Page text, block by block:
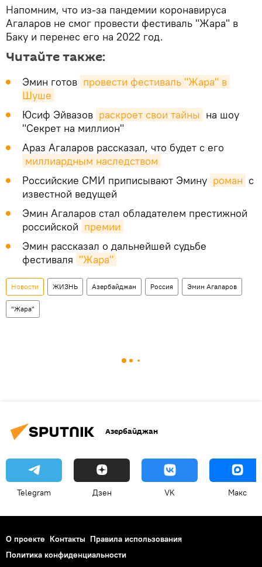
Напомним, что из-за пандемии коронавируса
Агаларов не смог провести фестиваль "Жара" в
Баку и перенес его на 2022 год.
Читайте также:
Эмин готов провести фестиваль "Жара" в
Шуше
Юсиф Эйвазов раскроет свои тайны на шоу
"Секрет на миллион"
Араз Агаларов рассказал, что будет с его
миллиардным наследством
Российские СМИ приписывают Эмину роман с
известной ведущей
Эмин Агаларов стал обладателем престижной
российской премии
Эмин рассказал о дальнейшей судьбе
фестиваля "Жара"
Новости ЖИЗНЬ Азербайджан Россия Эмин Агаларов
"Жара"
Азербайджан
Telegram Дзен VK Макс
О проекте Контакты Правила использования
Политика конфиденциальности